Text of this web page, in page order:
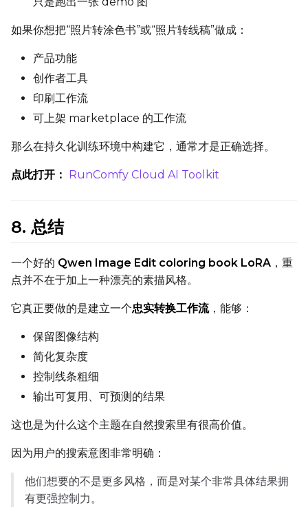
Seed
LoRA Scale
Prompt
如果你想把“照片转涂色书”或“照片转线稿”做成：
产品功能
创作者工具
印刷工作流
可上架 marketplace 的工作流
那么在持久化训练环境中构建它，通常才是正确选择。
点此打开： RunComfy Cloud AI Toolkit
8. 总结
一个好的 Qwen Image Edit coloring book LoRA ，重
点并不在于加上一种漂亮的素描风格。
它真正要做的是建立一个忠实转换工作流，能够：
保留图像结构
简化复杂度
控制线条粗细
输出可复用、可预测的结果
这也是为什么这个主题在自然搜索里有很高价值。
因为用户的搜索意图非常明确：
他们想要的不是更多风格，而是对某个非常具体结果拥
有更强控制力。